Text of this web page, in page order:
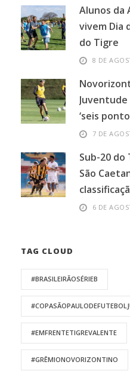
Alunos da
vivem Dia
do Tigre
8 DE
Juventude
‘seis
7 DE
Sub-20 do
São
6 DE
TAG CLOUD
#BRASILEIRÃOSÉRIEB
#EMFRENTETIGREVALENTE
#GRÊMIONOVORIZONTINO